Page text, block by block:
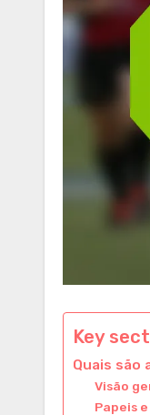
Key
Quais são
Visão
Papeis